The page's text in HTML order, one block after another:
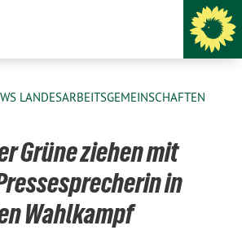
LANDESARBEITSGEMEINSCHAFTEN
Grüne ziehen mit
in
Wahlkampf